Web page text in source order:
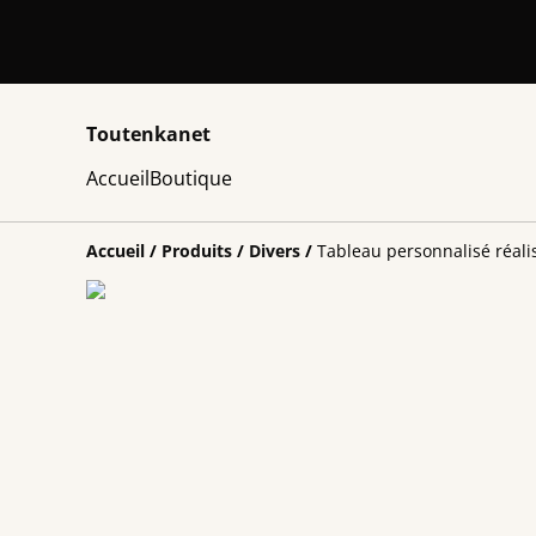
Toutenkanet
AccueilBoutique
Accueil / Produits / Divers / Tableau personnalisé